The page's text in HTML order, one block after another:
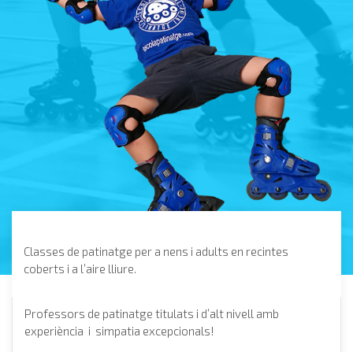
Classes de patinatge per a nens i adults en recintes
coberts i a l’aire lliure.
Professors de patinatge titulats i d’alt nivell amb
experiència i simpatia excepcionals!